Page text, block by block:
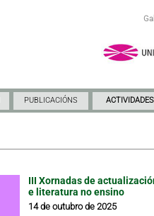
PUBLICACIÓNS ACTIVIDADES
III Xornadas de
e literatura no ensino
14 de outubro de 2025